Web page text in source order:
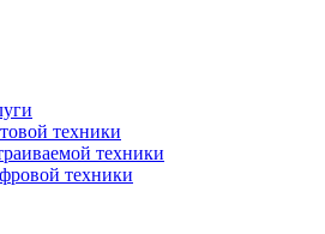
техники
техники
техники